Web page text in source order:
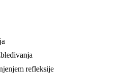
refleksije